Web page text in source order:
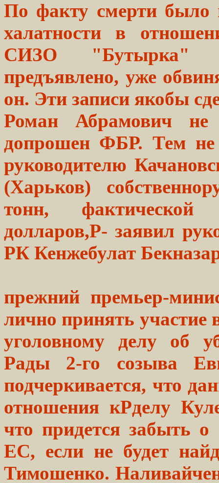
По факту смерти было
халатности в
СИЗО "Бутырка"
предъявлено, уже
он. Эти записи якобы
Роман Абрамович
допрошен ФБР. Тем не
руководителю
(Харьков)
тонн, фактической
долларов,P- заявил
РК Кенжебулат
прежний премьер-
лично принять участие
уголовному делу об
Рады 2-го созыва
подчеркивается, что
отношения кPделу
что придется забыть
ЕС, если не будет
Тимошенко.